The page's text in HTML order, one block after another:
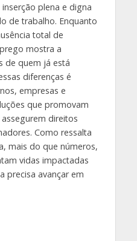
plena e digna
de trabalho. Enquanto
total de
mostra a
de quem já está
diferenças é
empresas e
que promovam
direitos
Como ressalta
mais do que números,
vidas impactadas
precisa avançar em